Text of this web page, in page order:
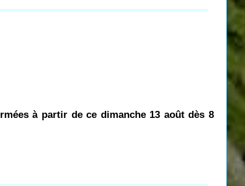
à partir de ce dimanche 13 août dès 8